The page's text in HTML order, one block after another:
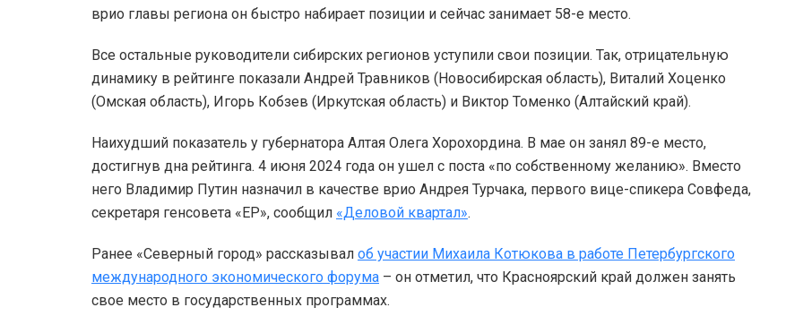
врио главы региона он быстро набирает позиции и сейчас занимает 58-е место.
Все остальные руководители сибирских регионов уступили свои позиции. Так, отрицательную
динамику в рейтинге показали Андрей Травников (Новосибирская область), Виталий Хоценко
(Омская область), Игорь Кобзев (Иркутская область) и Виктор Томенко (Алтайский край).
Наихудший показатель у губернатора Алтая Олега Хорохордина. В мае он занял 89-е место,
достигнув дна рейтинга. 4 июня 2024 года он ушел с поста «по собственному желанию». Вместо
него Владимир Путин назначил в качестве врио Андрея Турчака, первого вице-спикера Совфеда,
секретаря генсовета «ЕР», сообщил «Деловой квартал».
Ранее «Северный город» рассказывал об участии Михаила Котюкова в работе Петербургского
международного экономического форума – он отметил, что Красноярский край должен занять
свое место в государственных программах.